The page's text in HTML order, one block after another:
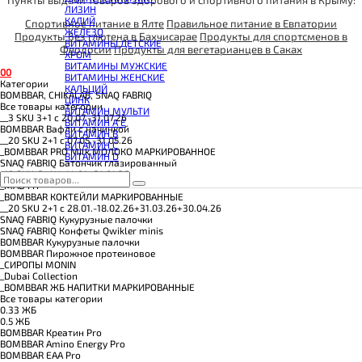
КРЕАТИН
ПОЛЕЗНЫЕ ЖИРЫ
ПРОТЕИН
ПРОТЕИНОВОЕ ПЕЧЕНЬЕ
ПРОТЕИНОВЫЕ БАТОНЧИКИ
ПРОТЕИНОВЫЕ КАШИ
ТЕСТОБУСТЕРЫ
ЦИТРУЛЛИН МАЛАТ
ПРЕДТРЕНИРОВОЧНЫЕ КОМПЛЕКСЫ
ЭНЕРГЕТИКИ И ЖИРОСЖИГАТЕЛИ#
ЛИЗИН
КАЛИЙ
ЖЕЛЕЗО
ВИТАМИНЫ ДЕТСКИЕ
ХРОМ
ВИТАМИНЫ МУЖСКИЕ
ВИТАМИНЫ ЖЕНСКИЕ
КАЛЬЦИЙ
ЦИНК
ВИТАМИН МУЛЬТИ
ВИТАМИН A E
ВИТАМИН B
ВИТАМИН C
ВИТАМИН D
Спортивное питание в Ялте Правильное питание в Евпатории
Продукты без глютена в Бахчисарае Продукты для спортсменов в
ФеодосииПродукты для вегетарианцев в Саках
00
Категории
BOMBBAR, CHIKALAB, SNAQ FABRIQ
Все товары категории
__3 SKU 3+1 с 20.07.-31.07.26
BOMBBAR Вафли с начинкой
__20 SKU 2+1 с 07.05.-31.05.26
_BOMBBAR PRO Milk МОЛОКО МАРКИРОВАННОЕ
SNAQ FABRIQ Батончик глазированный
_10 SKU_2+1**_14.01.-31.01.26
_MAD FIT
_BOMBBAR КОКТЕЙЛИ МАРКИРОВАННЫЕ
__20 SKU 2+1 с 28.01.-18.02.26+31.03.26+30.04.26
SNAQ FABRIQ Кукурузные палочки
SNAQ FABRIQ Конфеты Qwikler minis
BOMBBAR Кукурузные палочки
BOMBBAR Пирожное протеиновое
_CИРОПЫ MONIN
_Dubai Collection
_BOMBBAR ЖБ НАПИТКИ МАРКИРОВАННЫЕ
Все товары категории
0.33 ЖБ
0.5 ЖБ
BOMBBAR Креатин Pro
BOMBBAR Amino Energy Pro
BOMBBAR EAA Pro